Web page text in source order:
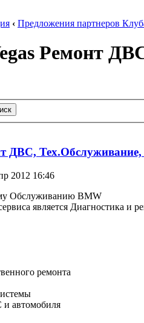
‹ Предложения партнеров
Ремонт
ДВС, Тех.Обслуживание,
2012 16:46
Обслуживанию BMW
является Диагностика
ремонта
автомобиля